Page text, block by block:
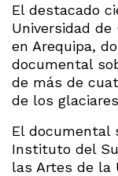
El destacado
Universidad
en Arequipa,
documental
de más de
de los
El documental
Instituto del
las Artes de la